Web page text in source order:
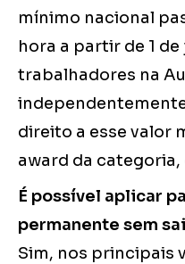
mínimo nacional
hora a partir de 1
trabalhadores na
direito a esse valor
award da categoria,
É possível aplicar
permanente sem
Sim, nos principais